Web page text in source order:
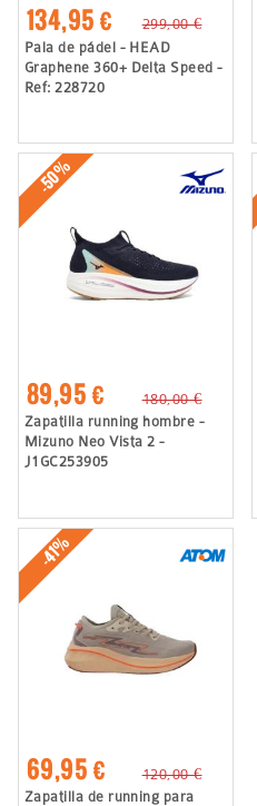
134,95 €
299,00 €
Pala de pádel - HEAD
Graphene 360+ Delta Speed -
Ref: 228720
-50%
89,95 €
180,00 €
Zapatilla running hombre -
Mizuno Neo Vista 2 -
J1GC253905
-41%
69,95 €
120,00 €
Zapatilla de running para